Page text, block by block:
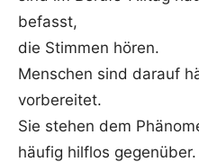
befasst,
die Stimmen hören.
Menschen sind darauf
vorbereitet.
Sie stehen dem
häufig hilflos gegenüber.